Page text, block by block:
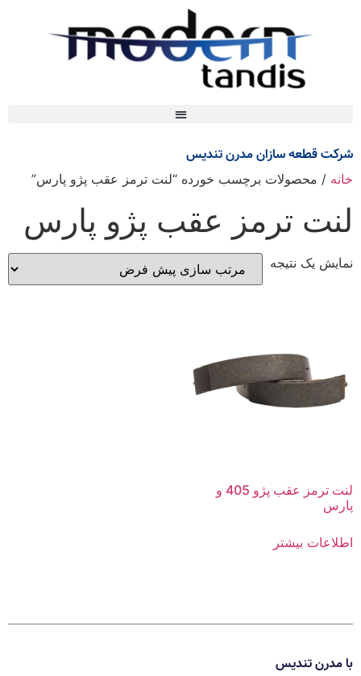
شرکت قطعه سازان مدرن تندیس
خانه / محصولات برچسب خورده “لنت ترمز عقب پژو پارس”
لنت ترمز عقب پژو پارس
نمایش یک نتیجه
لنت ترمز عقب پژو 405 و
پارس
اطلاعات بیشتر
با مدرن تندیس